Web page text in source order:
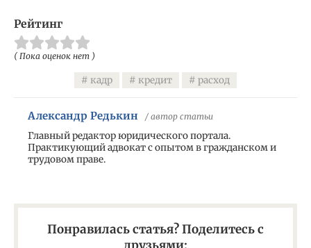
Рейтинг
( Пока оценок нет )
кадр кредит расход
Александр Редькин / автор статьи
Главный редактор юридического портала.
Практикующий адвокат с опытом в гражданском и
трудовом праве.
Понравилась статья? Поделитесь с